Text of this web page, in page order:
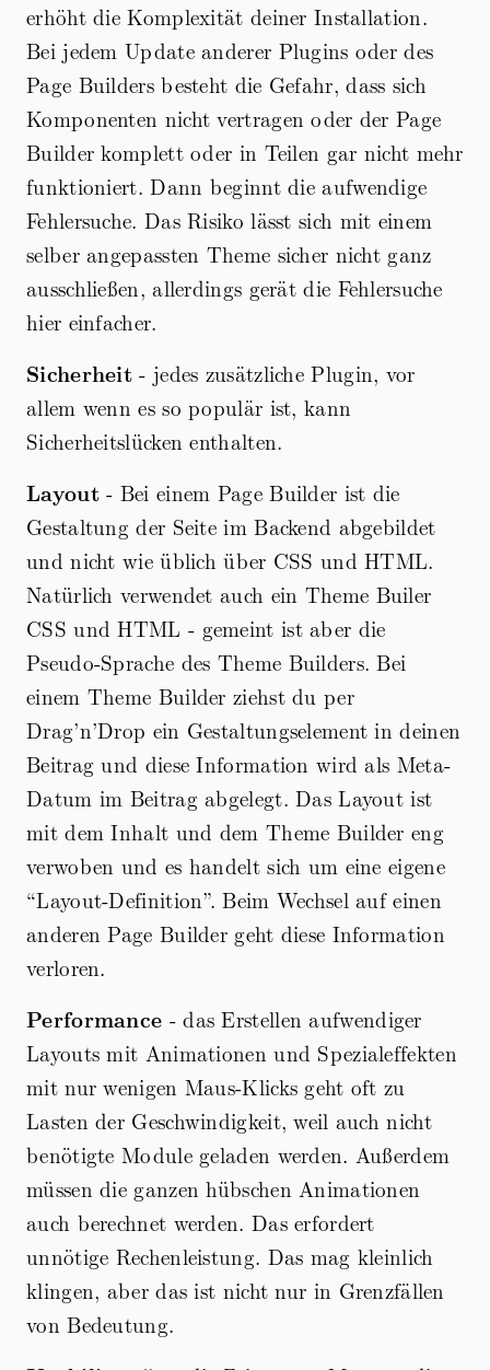
erhöht die Komplexität deiner Installation.
Bei jedem Update anderer Plugins oder des
Page Builders besteht die Gefahr, dass sich
Komponenten nicht vertragen oder der Page
Builder komplett oder in Teilen gar nicht mehr
funktioniert. Dann beginnt die aufwendige
Fehlersuche. Das Risiko lässt sich mit einem
selber angepassten Theme sicher nicht ganz
ausschließen, allerdings gerät die Fehlersuche
hier einfacher.
Sicherheit - jedes zusätzliche Plugin, vor
allem wenn es so populär ist, kann
Sicherheitslücken enthalten.
Layout- Bei einem Page Builder ist die
Gestaltung der Seite im Backend abgebildet
und nicht wie üblich über CSS und HTML.
Natürlich verwendet auch ein Theme Builer
CSS und HTML - gemeint ist aber die
Pseudo-Sprache des Theme Builders. Bei
einem Theme Builder ziehst du per
Drag’n’Drop ein Gestaltungselement in deinen
Beitrag und diese Information wird als Meta-
Datum im Beitrag abgelegt. Das Layout ist
mit dem Inhalt und dem Theme Builder eng
verwoben und es handelt sich um eine eigene
“Layout-Definition”. Beim Wechsel auf einen
anderen Page Builder geht diese Information
verloren.
Performance - das Erstellen aufwendiger
Layouts mit Animationen und Spezialeffekten
mit nur wenigen Maus-Klicks geht oft zu
Lasten der Geschwindigkeit, weil auch nicht
benötigte Module geladen werden. Außerdem
müssen die ganzen hübschen Animationen
auch berechnet werden. Das erfordert
unnötige Rechenleistung. Das mag kleinlich
klingen, aber das ist nicht nur in Grenzfällen
von Bedeutung.